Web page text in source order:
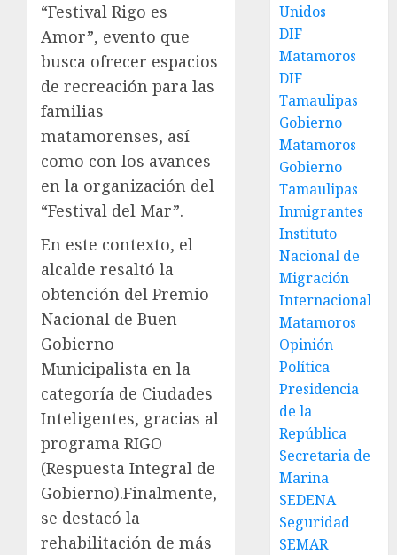
“Festival Rigo es
Amor”, evento que
busca ofrecer espacios
de recreación para las
familias
matamorenses, así
como con los avances
en la organización del
“Festival del Mar”.
En este contexto, el
alcalde resaltó la
obtención del Premio
Nacional de Buen
Gobierno
Municipalista en la
categoría de Ciudades
Inteligentes, gracias al
programa RIGO
(Respuesta Integral de
Gobierno).Finalmente,
se destacó la
rehabilitación de más
Unidos
DIF
Matamoros
DIF
Tamaulipas
Gobierno
Matamoros
Gobierno
Tamaulipas
Inmigrantes
Instituto
Nacional de
Migración
Internacional
Matamoros
Opinión
Política
Presidencia
de la
República
Secretaria de
Marina
SEDENA
Seguridad
SEMAR